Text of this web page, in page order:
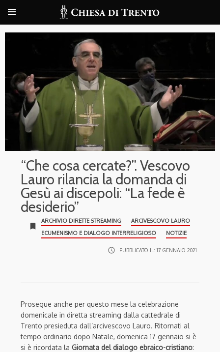
“Che cosa cercate?”. Vescovo
Lauro rilancia la domanda di
Gesù ai discepoli: “La fede è
desiderio”
bookmark
ARCHIVIO DIRETTE STREAMING
ARCIVESCOVO LAURO
ECUMENISMO E DIALOGO INTERRELIGIOSO
NOTIZIE
access_time PUBBLICATO IL: 17 GENNAIO 2021
Prosegue anche per questo mese la celebrazione
domenicale in diretta streaming dalla cattedrale di
Trento presieduta dall’arcivescovo Lauro. Ritornati al
tempo ordinario dopo Natale, domenica 17 gennaio si è
si è ricordata la Giornata del dialogo ebraico-cristiano: